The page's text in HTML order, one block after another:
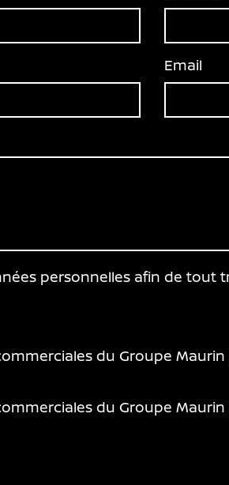
Email
personnelles afin de
du Groupe Maurin
du Groupe Maurin